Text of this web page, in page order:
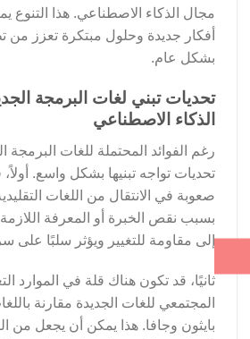
مجال الذكاء الاصطناعي. هذا التنوع
أفكار جديدة وحلول مبتكرة تعزز من
بشكل عام.
تحديات تبني لغات البرمجة
الذكاء الاصطناعي
رغم الفوائد المحتملة للغات البرمجة
تحديات تواجه تبنيها بشكل واسع.
صعوبة في الانتقال من اللغات
بسبب نقص الخبرة أو المعرفة
إلى مقاومة للتغيير ويؤثر سلبًا على
ثانيًا، قد تكون هناك قلة في الموارد
المجتمعي للغات الجديدة مقارنة
بايثون وجافا. هذا يمكن أن يجعل